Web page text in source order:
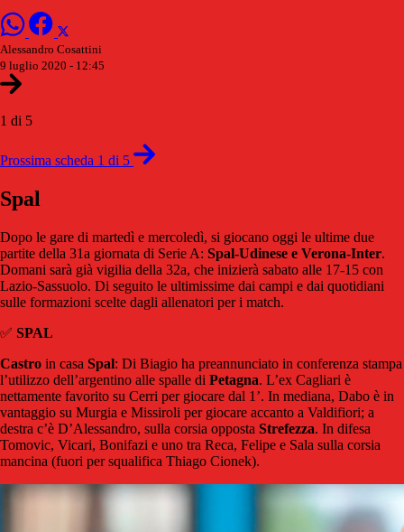
Alessandro Cosattini
9 luglio 2020 - 12:45
1 di 5
Prossima scheda 1 di 5
Spal
Dopo le gare di martedì e mercoledì, si giocano oggi le ultime due
partite della 31a giornata di Serie A: Spal-Udinese e Verona-Inter.
Domani sarà già vigilia della 32a, che inizierà sabato alle 17-15 con
Lazio-Sassuolo. Di seguito le ultimissime dai campi e dai quotidiani
sulle formazioni scelte dagli allenatori per i match.
✅ SPAL
Castro in casa Spal: Di Biagio ha preannunciato in conferenza stampa
l’utilizzo dell’argentino alle spalle di Petagna. L’ex Cagliari è
nettamente favorito su Cerri per giocare dal 1’. In mediana, Dabo è in
vantaggio su Murgia e Missiroli per giocare accanto a Valdifiori; a
destra c’è D’Alessandro, sulla corsia opposta Strefezza. In difesa
Tomovic, Vicari, Bonifazi e uno tra Reca, Felipe e Sala sulla corsia
mancina (fuori per squalifica Thiago Cionek).